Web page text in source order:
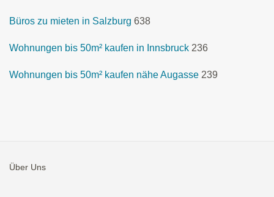
Büros zu mieten in Salzburg 638
Wohnungen bis 50m² kaufen in Innsbruck 236
Wohnungen bis 50m² kaufen nähe Augasse 239
Über Uns